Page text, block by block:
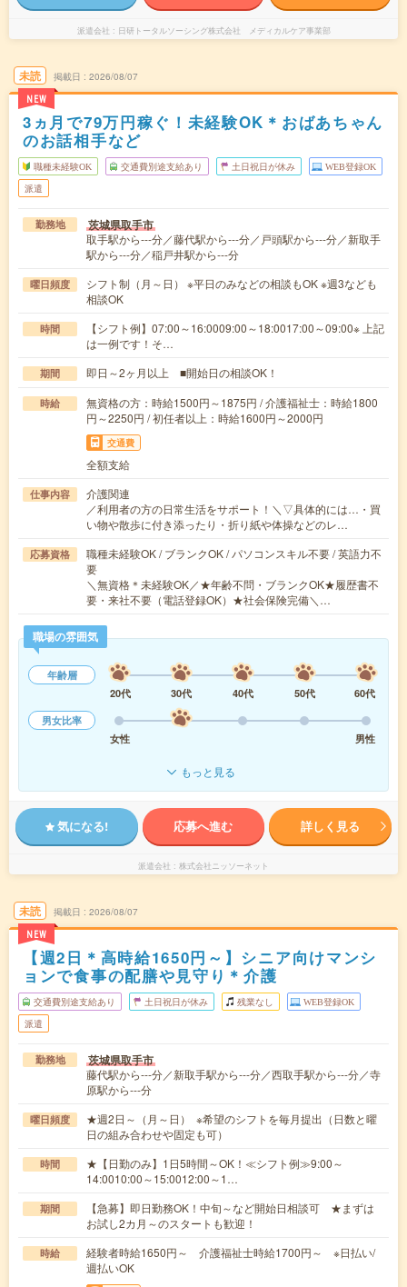
派遣会社 日研トータルソーシング株式会社 メディカルケア事業部
未読
NEW
掲載日 2026/08/07
3ヵ月で79万円稼ぐ！未経験OK＊おばあちゃん
のお話相手など
職種未経験OK 交通費別途支給あり 土日祝日が休み WEB登録OK
派遣
勤務地 茨城県取手市
取手駅から---分／藤代駅から---分／戸頭駅から---分／新取手
駅から---分／稲戸井駅から---分
曜日頻度
シフト制（月～日） ※平日のみなどの相談もOK ※週3なども
相談OK
時間
【シフト例】07:00～16:0009:00～18:0017:00～09:00※ 上記
は一例です！そ…
期間 即日～2ヶ月以上 ■開始日の相談OK！
時給
無資格の方：時給1500円～1875円 / 介護福祉士：時給1800
円～2250円 / 初任者以上：時給1600円～2000円
交通費
全額支給
仕事内容
介護関連
／利用者の方の日常生活をサポート！＼▽具体的には…・買
い物や散歩に付き添ったり・折り紙や体操などのレ…
応募資格
職種未経験OK / ブランクOK / パソコンスキル不要 / 英語力不
要
＼無資格＊未経験OK／★年齢不問・ブランクOK★履歴書不
要・来社不要（電話登録OK）★社会保険完備＼…
職場の雰囲気
年齢層
20代
30代 40代 50代
60代
男女比率
女性
男性
もっと見る
気になる! 応募へ進む 詳しく見る
派遣会社 株式会社ニッソーネット
未読
NEW
掲載日 2026/08/07
【週2日＊高時給1650円～】シニア向けマンシ
ョンで食事の配膳や見守り＊介護
交通費別途支給あり 土日祝日が休み 残業なし WEB登録OK
派遣
勤務地 茨城県取手市
藤代駅から---分／新取手駅から---分／西取手駅から---分／寺
原駅から---分
曜日頻度
★週2日～（月～日） ※希望のシフトを毎月提出（日数と曜
日の組み合わせや固定も可）
時間
★【日勤のみ】1日5時間～OK！≪シフト例≫9:00～
14:0010:00～15:0012:00～1…
期間
【急募】即日勤務OK！中旬～など開始日相談可 ★まずは
お試し2カ月～のスタートも歓迎！
時給
経験者時給1650円～ 介護福祉士時給1700円～ ※日払い/
週払いOK